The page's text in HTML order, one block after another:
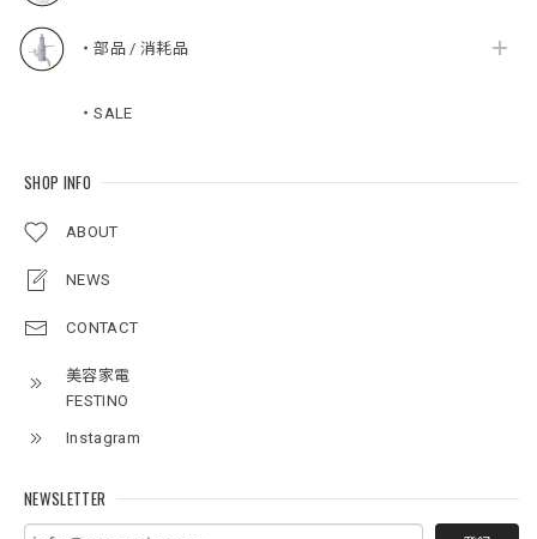
・部品 / 消耗品
・SALE
SHOP INFO
ABOUT
NEWS
CONTACT
美容家電
FESTINO
Instagram
NEWSLETTER